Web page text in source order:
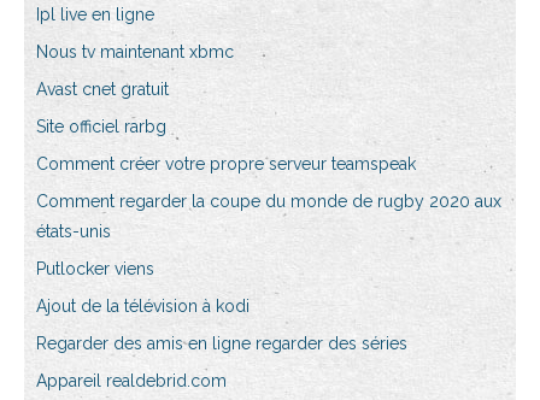
Ipl live en ligne
Nous tv maintenant xbmc
Avast cnet gratuit
Site officiel rarbg
Comment créer votre propre serveur teamspeak
Comment regarder la coupe du monde de rugby 2020 aux
états-unis
Putlocker viens
Ajout de la télévision à kodi
Regarder des amis en ligne regarder des séries
Appareil realdebrid.com